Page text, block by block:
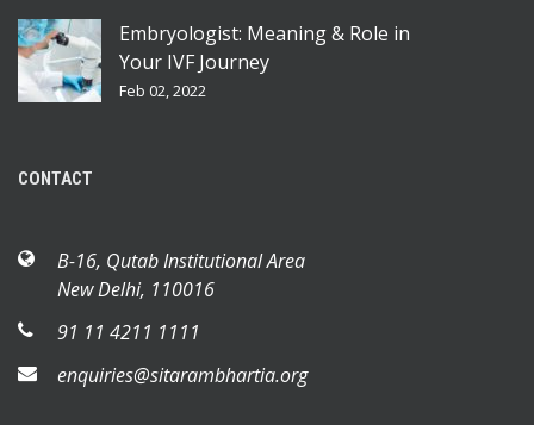
Embryologist: Meaning & Role in
Your IVF Journey
Feb 02, 2022
CONTACT
B-16, Qutab Institutional Area
New Delhi, 110016
91 11 4211 1111
enquiries@sitarambhartia.org